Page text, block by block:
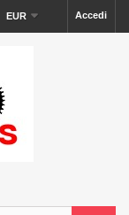
Accedi
EUR